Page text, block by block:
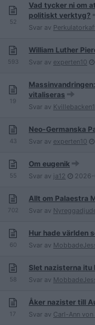
52
Vad tycker ni om
politiskt verktyg?
Svar av
593
William Luther
Svar av experten10
19
vitaliseras
Svar av Kvillebacken1
43
Neo-Germanska
Svar av experten10
55
Om eugenik
Svar av ja12
702
Allt om Palaestra
Svar av
60
Hur hade världen
Svar av
58
Slet nazisterna itu
Svar av
17
Åker nazister till
Svar av Carl-Ann von